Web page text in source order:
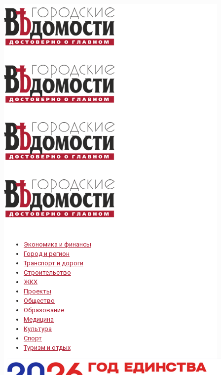
Экономика и финансы
Город и регион
Транспорт и дороги
Строительство
ЖКХ
Проекты
Общество
Образование
Медицина
Культура
Спорт
Туризм и отдых